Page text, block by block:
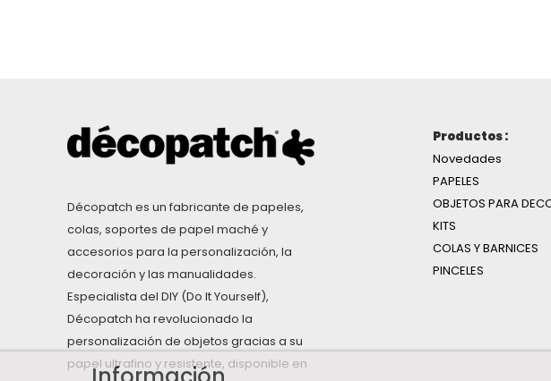
Décopatch es un fabricante de papeles,
colas, soportes de papel maché y
accesorios para la personalización, la
decoración y las manualidades.
Especialista del DIY (Do It Yourself),
Décopatch ha revolucionado la
personalización de objetos gracias a su
papel ultrafino y resistente, disponible en
Productos :
Novedades
PAPELES
OBJETOS PARA
KITS
COLAS Y BARNICES
PINCELES